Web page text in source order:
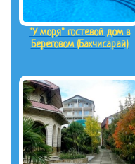
"У моря" гостевой дом в
Береговом (Бахчисарай)